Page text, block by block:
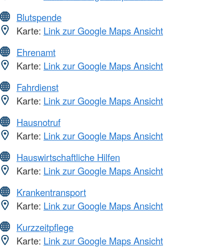
Blutspende
Karte: Link zur Google Maps Ansicht
Ehrenamt
Karte: Link zur Google Maps Ansicht
Fahrdienst
Karte: Link zur Google Maps Ansicht
Hausnotruf
Karte: Link zur Google Maps Ansicht
Hauswirtschaftliche Hilfen
Karte: Link zur Google Maps Ansicht
Krankentransport
Karte: Link zur Google Maps Ansicht
Kurzzeitpflege
Karte: Link zur Google Maps Ansicht